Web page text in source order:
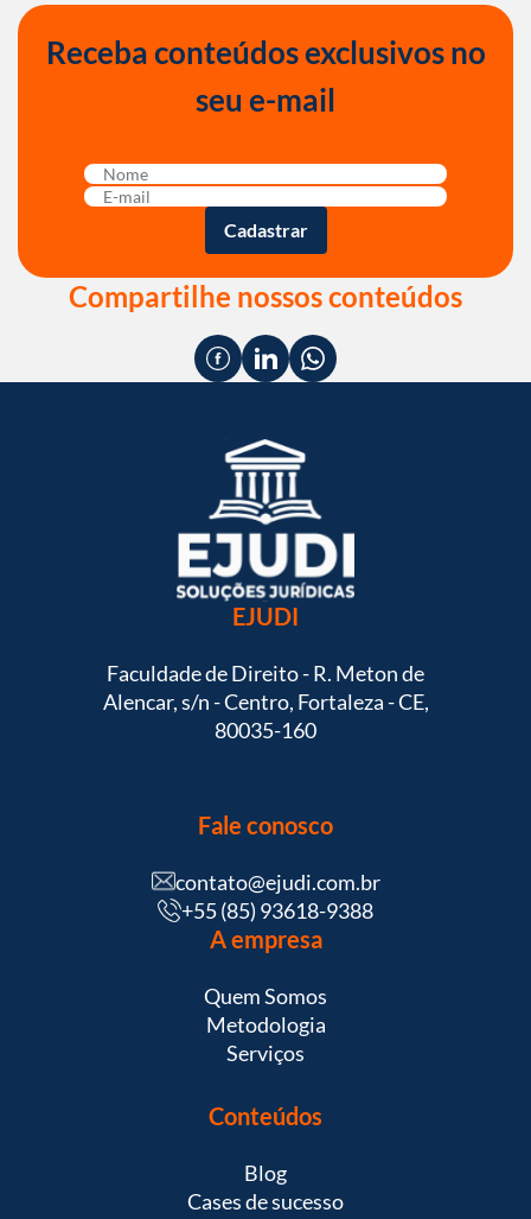
Receba conteúdos exclusivos no
seu e-mail
Compartilhe nossos conteúdos
EJUDI
Faculdade de Direito - R. Meton de
Alencar, s/n - Centro, Fortaleza - CE,
80035-160
Fale conosco
contato@ejudi.com.br
+55 (85) 93618-9388
A empresa
Quem Somos
Metodologia
Serviços
Conteúdos
Blog
Cases de sucesso